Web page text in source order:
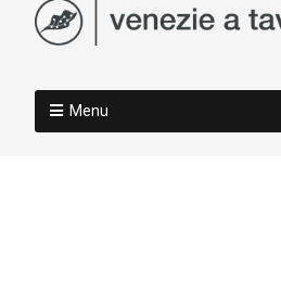
Menu